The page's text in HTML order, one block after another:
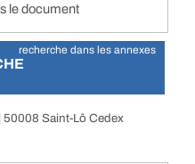
le document
recherche dans les annexes
50008 Saint-Lô Cedex